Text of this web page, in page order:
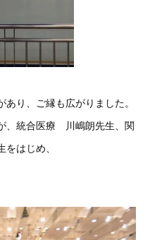
り、ご縁も広がりました。
、統合医療 川嶋朗先生、関
はじめ、